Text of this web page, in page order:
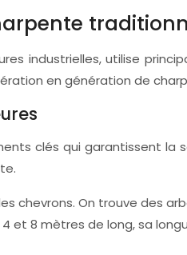
industrielles, utilise
en génération de
clés qui garantissent la
chevrons. On trouve des
et 8 mètres de long, sa